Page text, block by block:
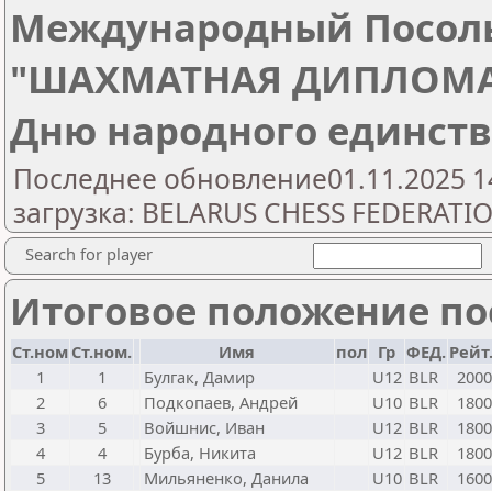
Международный
"ШАХМАТНАЯ
Дню народного
Последнее обновление01.11.2025
загрузка: BELARUS CHESS
Search for player
Итоговое положение
Ст.ном Ст.ном. Имя пол Гр ФЕД. Рейт.
1
1 Булгак, Дамир U12 BLR
2000
2
6 Подкопаев, Андрей U10 BLR
1800
3
5 Войшнис, Иван U12 BLR
1800
4
4 Бурба, Никита U12 BLR
1800
5
13 Мильяненко, Данила U10 BLR
1600